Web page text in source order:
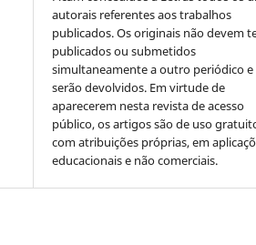
autorais referentes aos trabalhos
publicados. Os originais não devem
publicados ou submetidos
simultaneamente a outro periódico e
serão devolvidos. Em virtude de
aparecerem nesta revista de acesso
público, os artigos são de uso
com atribuições próprias, em
educacionais e não comerciais.